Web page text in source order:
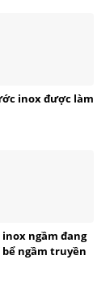
inox được làm
inox ngầm đang
ngầm truyền